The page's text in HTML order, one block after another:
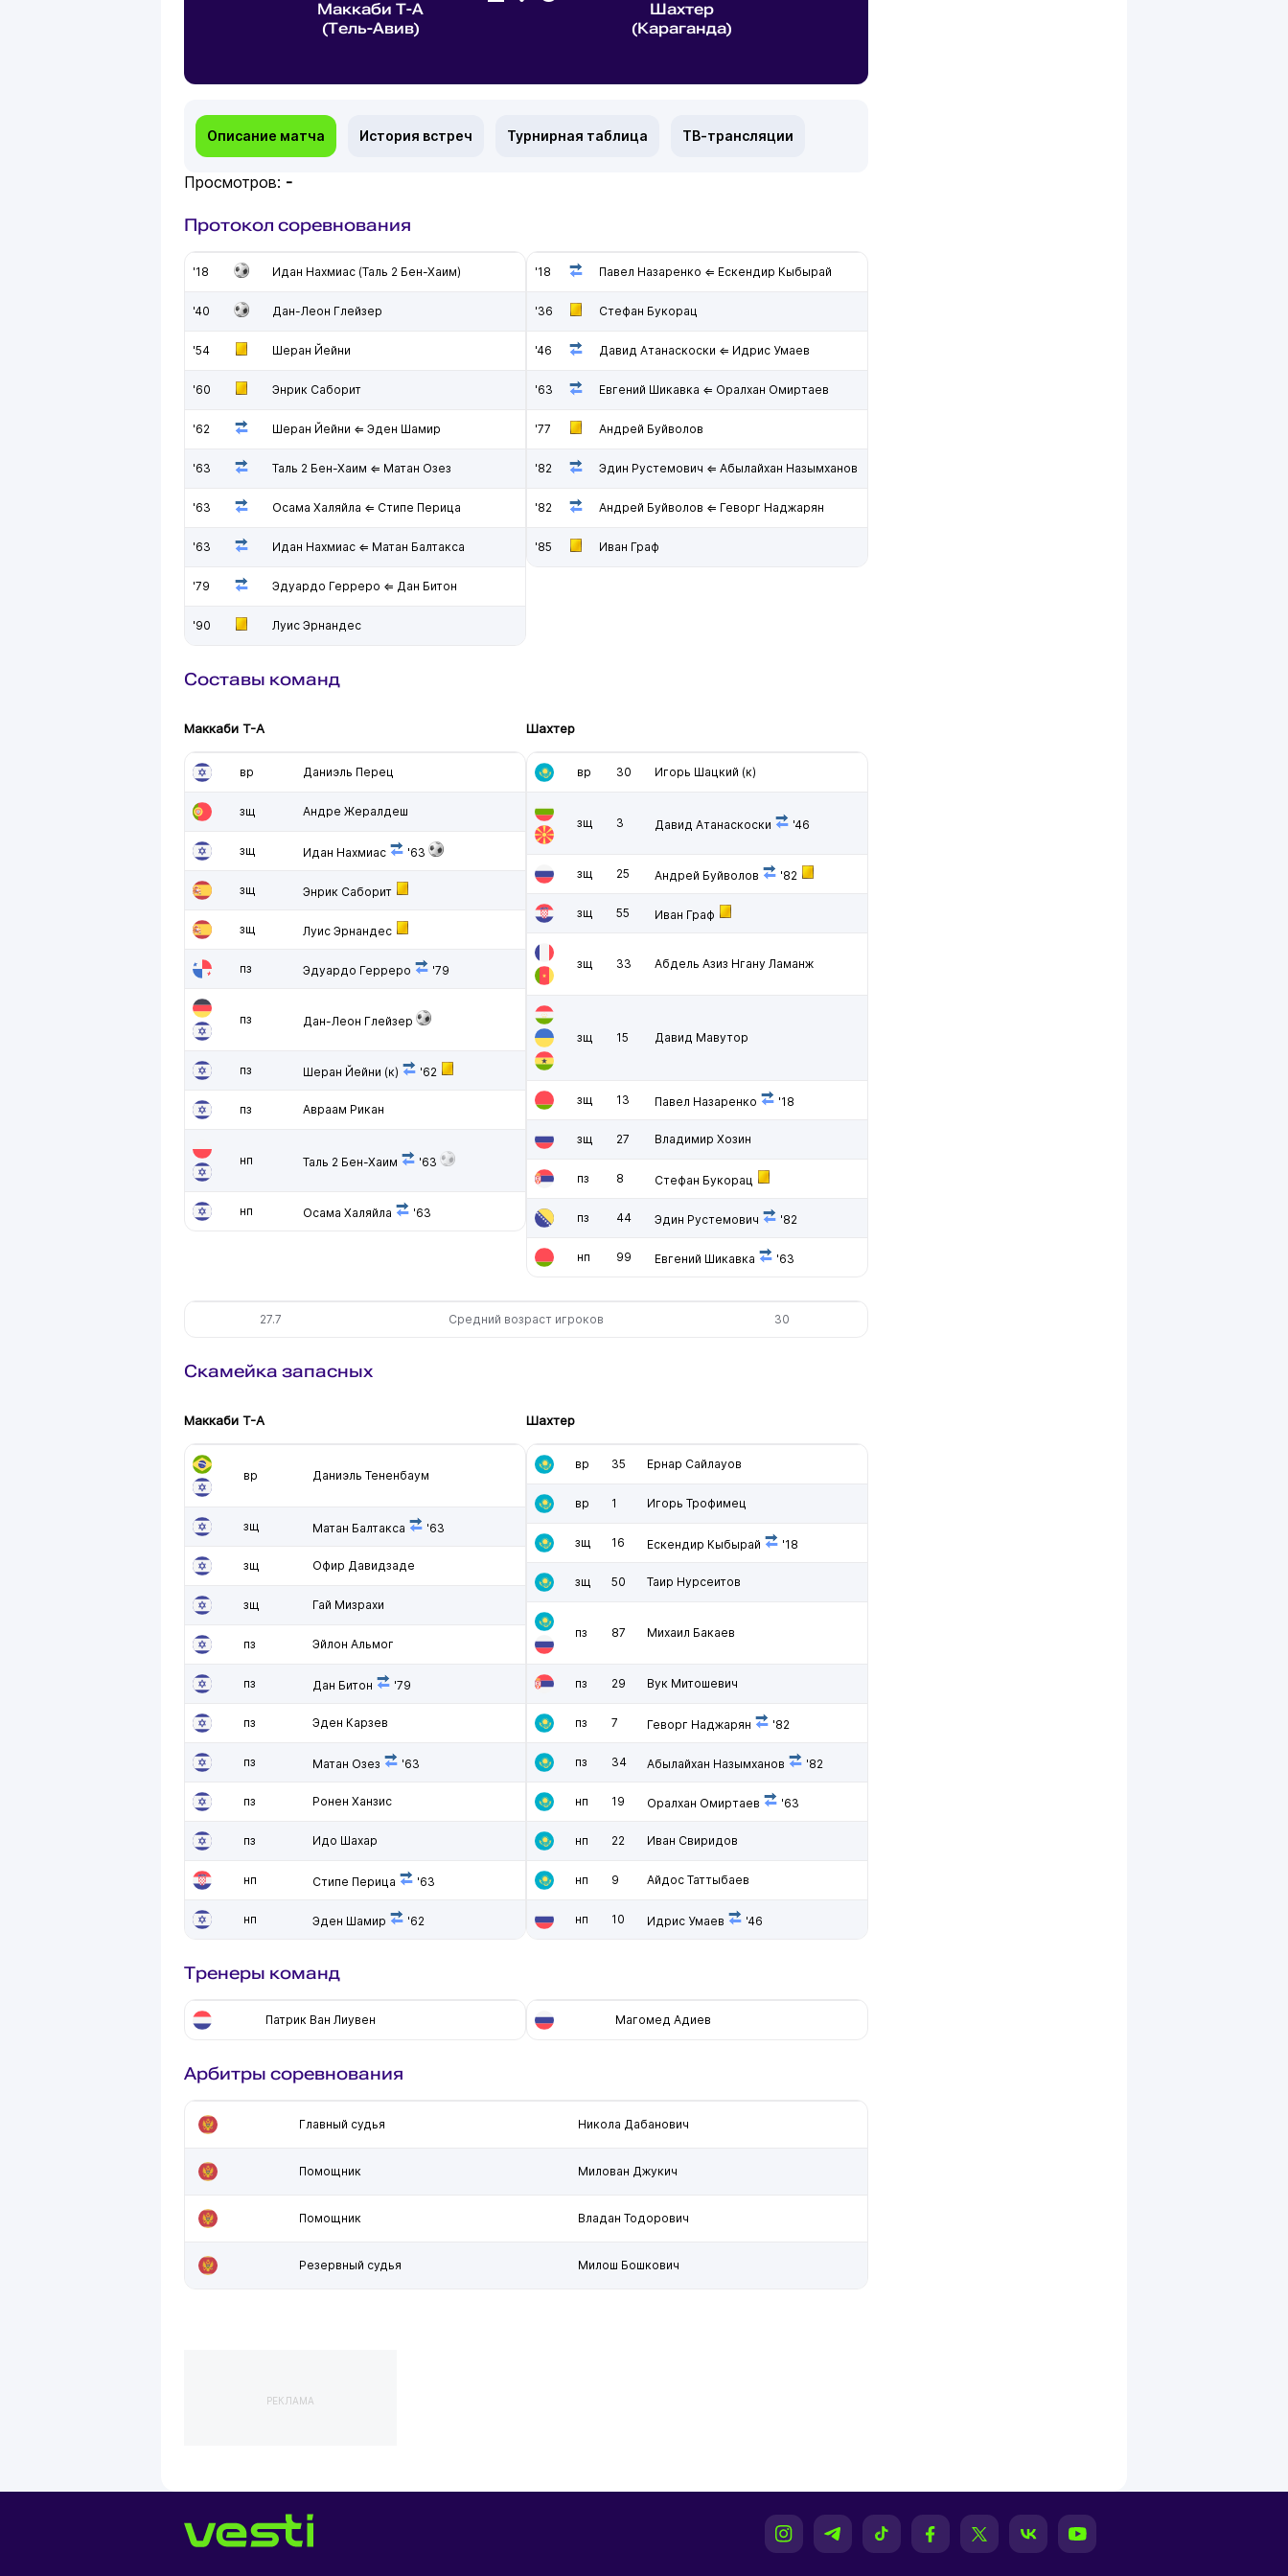
Маккаби Т-А
(Тель-Авив)
Шахтер
(Караганда)
Описание матча История встреч Турнирная таблица ТВ-трансляции
Просмотров: -
Протокол соревнования
'18 Идан Нахмиас (Таль 2 Бен-Хаим)
'40 Дан-Леон Глейзер
'54 Шеран Йейни
'60 Энрик Саборит
'62 Шеран Йейни ⇐ Эден Шамир
'63 Таль 2 Бен-Хаим ⇐ Матан Озез
'63 Осама Халяйла ⇐ Стипе Перица
'63 Идан Нахмиас ⇐ Матан Балтакса
'79 Эдуардо Герреро ⇐ Дан Битон
'90 Луис Эрнандес
'18 Павел Назаренко ⇐ Ескендир Кыбырай
'36 Стефан Букорац
'46 Давид Атанаскоски ⇐ Идрис Умаев
'63 Евгений Шикавка ⇐ Оралхан Омиртаев
'77 Андрей Буйволов
'82 Эдин Рустемович ⇐ Абылайхан Назымханов
'82 Андрей Буйволов ⇐ Геворг Наджарян
'85 Иван Граф
Составы команд
Маккаби Т-А
вр Даниэль Перец
зщ Андре Жералдеш
зщ Идан Нахмиас '63
зщ Энрик Саборит
зщ Луис Эрнандес
пз Эдуардо Герреро '79
пз Дан-Леон Глейзер
пз Шеран Йейни (к) '62
пз Авраам Рикан
нп Таль 2 Бен-Хаим '63
нп Осама Халяйла '63
Шахтер
вр 30 Игорь Шацкий (к)
зщ 3 Давид Атанаскоски '46
зщ 25 Андрей Буйволов '82
зщ 55 Иван Граф
зщ 33 Абдель Азиз Нгану Ламанж
зщ 15 Давид Мавутор
зщ 13 Павел Назаренко '18
зщ 27 Владимир Хозин
пз 8 Стефан Букорац
пз 44 Эдин Рустемович '82
нп 99 Евгений Шикавка '63
27.7 Средний возраст игроков 30
Скамейка запасных
Маккаби Т-А
вр Даниэль Тененбаум
зщ Матан Балтакса '63
зщ Офир Давидзаде
зщ Гай Мизрахи
пз Эйлон Альмог
пз Дан Битон '79
пз Эден Карзев
пз Матан Озез '63
пз Ронен Ханзис
пз Идо Шахар
нп Стипе Перица '63
нп Эден Шамир '62
Шахтер
вр 35 Ернар Сайлауов
вр 1 Игорь Трофимец
зщ 16 Ескендир Кыбырай '18
зщ 50 Таир Нурсеитов
пз 87 Михаил Бакаев
пз 29 Вук Митошевич
пз 7 Геворг Наджарян '82
пз 34 Абылайхан Назымханов '82
нп 19 Оралхан Омиртаев '63
нп 22 Иван Свиридов
нп 9 Айдос Таттыбаев
нп 10 Идрис Умаев '46
Тренеры команд
Патрик Ван Лиувен Магомед Адиев
Арбитры соревнования
Главный судья Никола Дабанович
Помощник Милован Джукич
Помощник Владан Тодорович
Резервный судья Милош Бошкович
РЕКЛАМА